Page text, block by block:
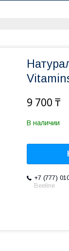
9 700 ₸
В наличии
+7 (777)
Beeline